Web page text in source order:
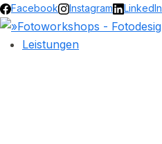
Facebook Instagram LinkedIn
Leistungen